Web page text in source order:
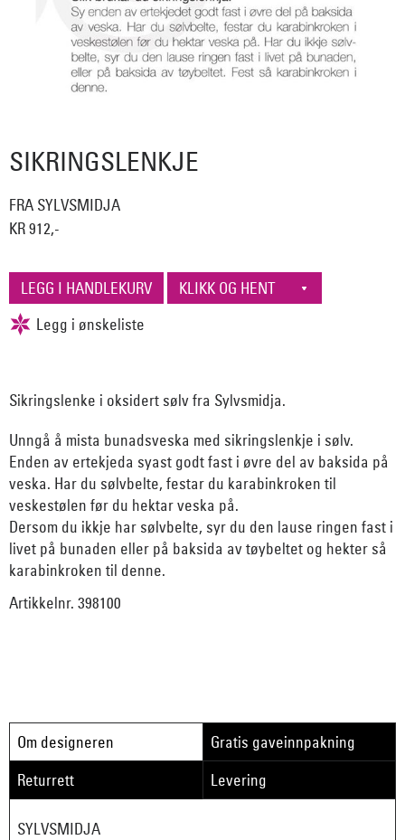
SIKRINGSLENKJE
FRA SYLVSMIDJA
KR 912,-
Sikringslenke i oksidert sølv fra Sylvsmidja.
Unngå å mista bunadsveska med sikringslenkje i sølv.
Enden av ertekjeda syast godt fast i øvre del av baksida på
veska. Har du sølvbelte, festar du karabinkroken til
veskestølen før du hektar veska på.
Dersom du ikkje har sølvbelte, syr du den lause ringen fast i
livet på bunaden eller på baksida av tøybeltet og hekter så
karabinkroken til denne.
Artikkelnr. 398100
Om designeren
Gratis gaveinnpakning
Returrett
Levering
SYLVSMIDJA